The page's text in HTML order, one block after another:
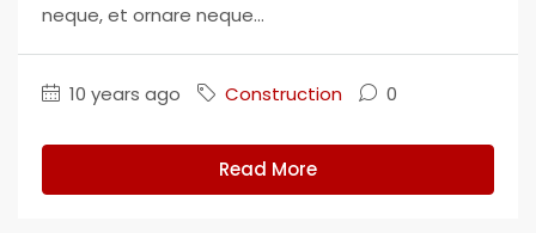
neque, et ornare neque...
10 years ago Construction 0
Read More